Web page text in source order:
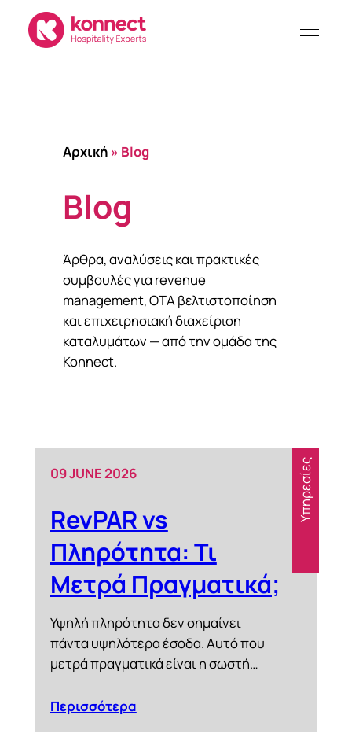
Αρχική » Blog
Blog
Άρθρα, αναλύσεις και πρακτικές
συμβουλές για revenue
management, OTA βελτιστοποίηση
και επιχειρησιακή διαχείριση
καταλυμάτων — από την ομάδα της
Konnect.
09 JUNE 2026
RevPAR vs
Πληρότητα: Τι
Μετρά Πραγματικά;
Υψηλή πληρότητα δεν σημαίνει
πάντα υψηλότερα έσοδα. Αυτό που
μετρά πραγματικά είναι η σωστή…
Περισσότερα
Υπηρεσίες